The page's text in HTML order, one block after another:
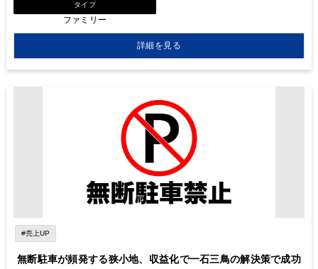
タイプ
ファミリー
詳細を見る
#売上UP
無断駐車が頻発する狭小地、収益化で一石三鳥の解決策で成功